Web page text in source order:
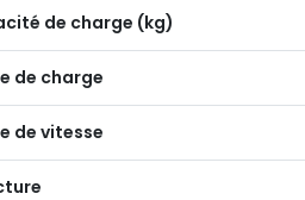
de charge (kg)
de charge
de vitesse